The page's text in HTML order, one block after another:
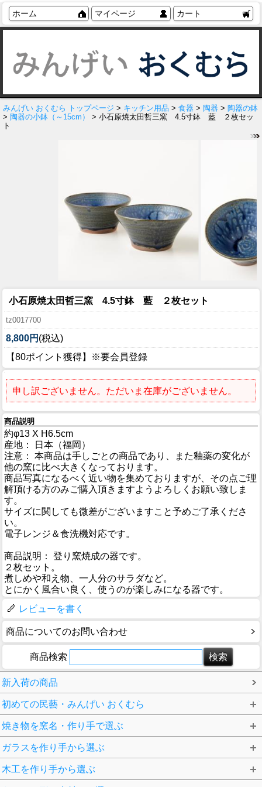
ホーム マイページ カート
みんげい おくむら トップページ > キッチン用品 > 食器 > 陶器 > 陶器の鉢
> 陶器の小鉢（～15cm）
> 小石原焼太田哲三窯 4.5寸鉢 藍 ２枚セッ
ト
小石原焼太田哲三窯 4.5寸鉢 藍 ２枚セット
tz0017700
8,800円 (税込)
【80ポイント獲得】※要会員登録
申し訳ございません。ただいま在庫がございません。
商品説明
約φ13 X H6.5cm
産地： 日本（福岡）
注意： 本商品は手しごとの商品であり、また釉薬の変化が
他の窯に比べ大きくなっております。
商品写真になるべく近い物を集めておりますが、その点ご理
解頂ける方のみご購入頂きますようよろしくお願い致しま
す。
サイズに関しても微差がございますこと予めご了承くださ
い。
電子レンジ＆食洗機対応です。
商品説明： 登り窯焼成の器です。
２枚セット。
煮しめや和え物、一人分のサラダなど。
とにかく風合い良く、使うのが楽しみになる器です。
レビューを書く
商品についてのお問い合わせ
商品検索
新入荷の商品
初めての民藝・みんげい おくむら
焼き物を窯名・作り手で選ぶ
ガラスを作り手から選ぶ
木工を作り手から選ぶ